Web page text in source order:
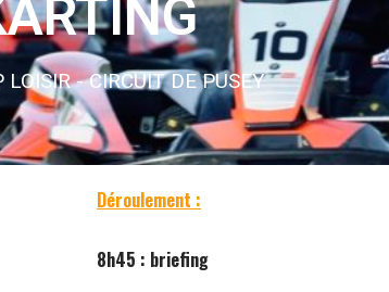
LOISIR - CIRCUIT DE PUSEY
Déroulement :
8h45 : briefing